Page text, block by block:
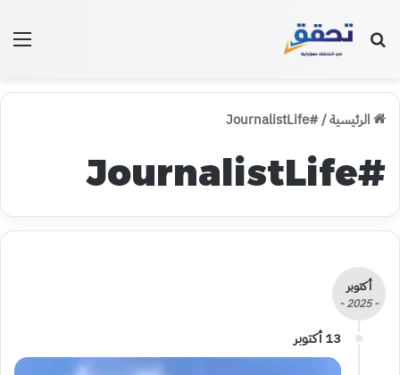
بحث عن
الرئيسية/
#JournalistLife
#JournalistLife
أكتوبر
- 2025 -
13 أكتوبر